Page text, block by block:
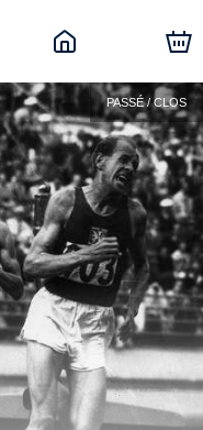
PASSÉ / CLOS